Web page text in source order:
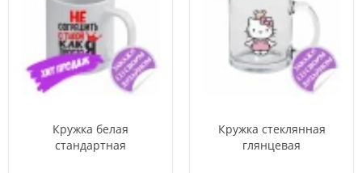
Кружка белая
стандартная
Кружка стеклянная
глянцевая